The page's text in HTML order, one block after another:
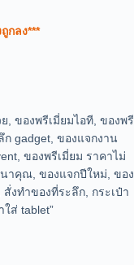
กลง***
, ของพรีเมี่ยมไอที, ของพรี
ก gadget, ของแจกงาน
ของพรีเมี่ยม ราคาไม่
าคุณ, ของแจกปีใหม่, ของ
งทำของที่ระลึก, กระเป๋า
ส่ tablet”